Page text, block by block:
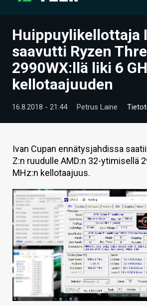
UUTISET
ARTIKKELIT
VIDEOT
TECHBBS
HINTA.FI
KAUPPA
VAIHDA TEEMA
HAKU
Huippuylikellottaja
saavutti Ryzen
2990WX:llä liki 6
kellotaajuuden
16.8.2018 - 21:44 Petrus Laine
Ivan Cupan ennätysjahdissa
Z:n ruudulle AMD:n 32-ytimisellä
MHz:n kellotaajuus.